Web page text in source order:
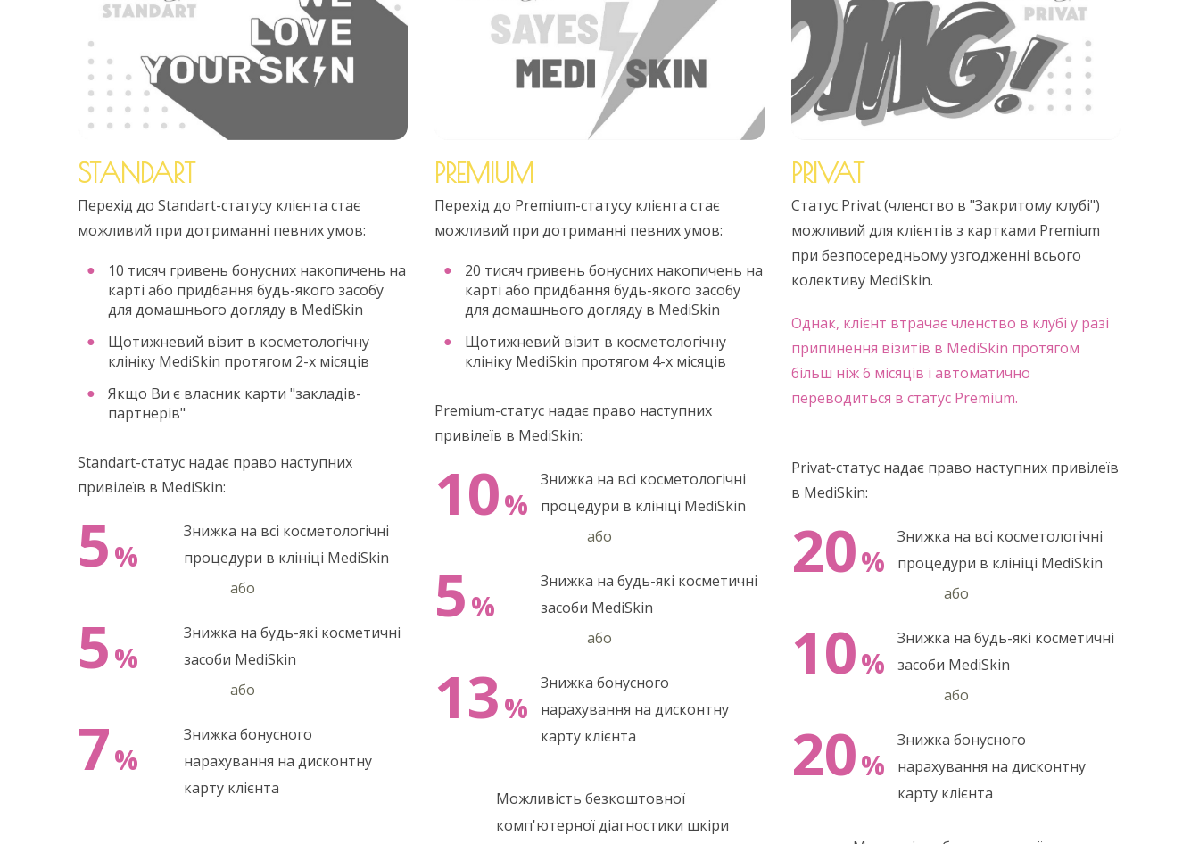
STANDART
Перехід до Standart-статусу клієнта стає
можливий при дотриманні певних умов:
10 тисяч гривень бонусних накопичень на
карті або придбання будь-якого засобу
для домашнього догляду в MediSkin
Щотижневий візит в косметологічну
клініку MediSkin протягом 2-х місяців
Якщо Ви є власник карти "закладів-
партнерів"
Standart-статус надає право наступних
привілеїв в MediSkin:
5%
Знижка на всі косметологічні
процедури в клініці MediSkin
або
5%
Знижка на будь-які косметичні
засоби MediSkin
або
7%
Знижка бонусного
нарахування на дисконтну
карту клієнта
PREMIUM
Перехід до Premium-статусу клієнта стає
можливий при дотриманні певних умов:
20 тисяч гривень бонусних накопичень на
карті або придбання будь-якого засобу
для домашнього догляду в MediSkin
Щотижневий візит в косметологічну
клініку MediSkin протягом 4-х місяців
Premium-статус надає право наступних
привілеїв в MediSkin:
10%
Знижка на всі косметологічні
процедури в клініці MediSkin
або
5%
Знижка на будь-які косметичні
засоби MediSkin
або
13%
Знижка бонусного
нарахування на дисконтну
карту клієнта
Можливість безкоштовної
комп'ютерної діагностики шкіри
PRIVAT
Статус Privat (членство в "Закритому клубі")
можливий для клієнтів з картками Premium
при безпосередньому узгодженні всього
колективу MediSkin.
Однак, клієнт втрачає членство в клубі у разі
припинення візитів в MediSkin протягом
більш ніж 6 місяців і автоматично
переводиться в статус Premium.
Privat-статус надає право наступних привілеїв
в MediSkin:
20%
Знижка на всі косметологічні
процедури в клініці MediSkin
або
10%
Знижка на будь-які косметичні
засоби MediSkin
або
20%
Знижка бонусного
нарахування на дисконтну
карту клієнта